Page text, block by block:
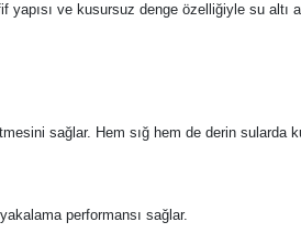
ve kusursuz denge özelliğiyle su altı
sağlar. Hem sığ hem de derin sularda
performansı sağlar.